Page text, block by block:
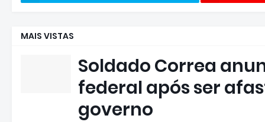
MAIS VISTAS
Soldado Correa
federal após ser
governo